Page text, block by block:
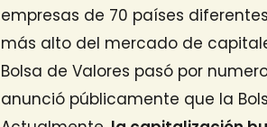
empresas de 70 países
más alto del mercado de
Bolsa de Valores pasó por
anunció públicamente que la